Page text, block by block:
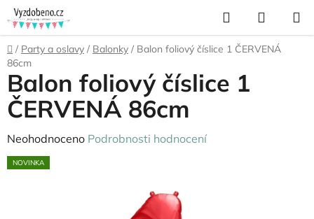
Přejít
na
obsah
Hledat
KOŠÍK
Domů
/ Party a oslavy / Balonky / Balon foliový číslice 1 ČERVENÁ
86cm
Balon foliový číslice 1
ČERVENÁ 86cm
Průměrné
hodnocení
Neohodnoceno Podrobnosti hodnocení
NOVINKA